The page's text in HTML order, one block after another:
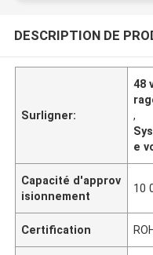
DESCRIPTION DE
Surligner:
48
,
e
Capacité d'approv
isionnement
10
Certification